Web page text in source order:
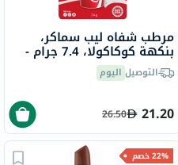
مرطب شفاه ليب سماكر،
بنكهة كوكاكولا، 7.4 جرام -
كلاسيك كوك
التوصيل اليوم
21.20
26.50
22% خصم